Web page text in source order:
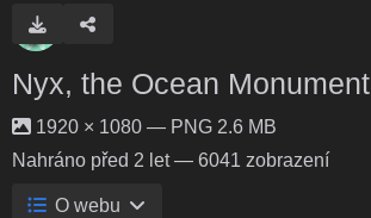
Nyx, the Ocean Monument
1920 × 1080 — PNG 2.6 MB
Nahráno před 2 let— 6041 zobrazení
O webu